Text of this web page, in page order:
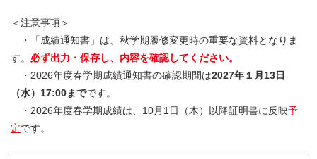
＜注意事項＞
・「成績通知書」は、秋学期履修変更時の重要な資料となりま
す。 必ず出力・保存し、内容を確認してください。
・2026年度春学期成績通知書の確認期間は2027年１月13日
（水）17:00までです。
・2026年度春学期成績は、10月1日（木）以降証明書に反映予
定です。